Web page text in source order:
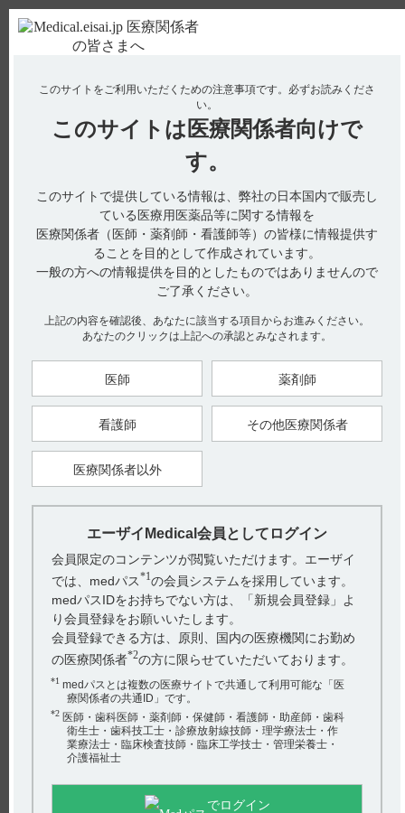
使用期限検索 Drug Information
No : 1781
【ネオフィリン・錠・原末】 服用にあたり注意
することはありますか（定期検査の実施など）？
【ネオフィリン・錠・原末】
服用にあたり注意することはありますか（定期検査の実施な
電子添文には、重要な基本的注意に関する以下の記載がありま
［ネオフィリン錠100mg・原末共通］
〈効能共通〉
8．1 テオフィリンによる副作用の発現は、テオフィリン血中
濃度の上昇に起因する場合が多いことから、血中濃度のモニタ
リングを適切に行い、患者個々人に適した投与計画を設定する
ことが望ましい。
〈うっ血性心不全〉
8．2 テオフィリン血中濃度が上昇することがあるので注意し
インタビューフォームには、重要な基本的注意に関する以下の
記載があります。
■重要な基本的注意とその理由（引用3）
（解説）
うっ血性心不全があるとテオフィリンクリアランスが低下し、
血中濃度が上昇することが知られている。（引用4）
【引用】
1）ネオフィリン錠100mg電子添文 2023年10月改訂（第1版）
8．重要な基本的注意
2）ネオフィリン原末電子添文 2023年10月改訂（第1版） 8．重
要な基本的注意
3）ネオフィリン錠100mg・原末インタビューフォーム 2023年
10月改訂（第11版） VIII．安全性（使用上の注意等）に関する
項目 5．重要な基本的注意とその理由
4）上野和行 : 医薬ジャーナル. 1990 ; 26 (2) : 309-313［TEO-
【更新年月】
このサイトをご利用いただくための注意事項です。 必ずお読みくださ
い。
このサイトは 医療関係者向けで
す。
このサイトで提供している情報は、弊社の日本国内で販売し
ている医療用医薬品等に関する情報を
医療関係者（医師・薬剤師・看護師等）の皆様に情報提供す
ることを目的として作成されています。
一般の方への情報提供を目的としたものではありませんので
ご了承ください。
上記の内容を確認後、あなたに該当する項目からお進みください。
あなたのクリックは上記への承認とみなされます。
医師 薬剤師
看護師 その他医療関係者
医療関係者以外
エーザイMedical会員としてログイン
会員限定のコンテンツが閲覧いただけます。エーザイ
では、medパス*1の会員システムを採用しています。
medパスIDをお持ちでない方は、「新規会員登録」よ
り会員登録をお願いいたします。
会員登録できる方は、原則、国内の医療機関にお勤め
の医療関係者*2の方に限らせていただいております。
*1 medパスとは複数の医療サイトで共通して利用可能な「医
療関係者の共通ID」です。
*2 医師・歯科医師・薬剤師・保健師・看護師・助産師・歯科
衛生士・歯科技工士・診療放射線技師・理学療法士・作
業療法士・臨床検査技師・臨床工学技士・管理栄養士・
介護福祉士
でログイン